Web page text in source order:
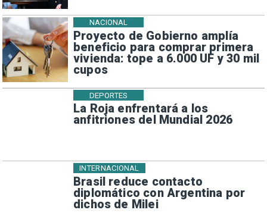
Proyecto de Gobierno amplía
beneficio para comprar primera
vivienda: tope a 6.000 UF y 30 mil
cupos
NACIONAL
La Roja enfrentará a los
anfitriones del Mundial 2026
DEPORTES
Brasil reduce contacto
diplomático con Argentina por
dichos de Milei
INTERNACIONAL